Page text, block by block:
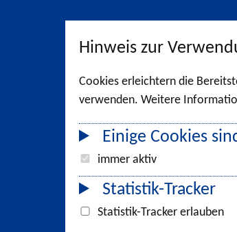
Hinweis zur
Cookies erleichtern die
verwenden. Weitere
Einige Cookies
immer aktiv
Statistik-Tracker
Statistik-Tracker erlauben